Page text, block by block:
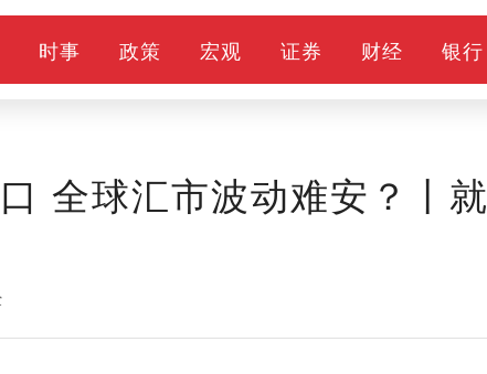
时事 政策 宏观 证券 财经 银行
全球汇市波动难安？丨就